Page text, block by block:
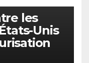
les
Unis